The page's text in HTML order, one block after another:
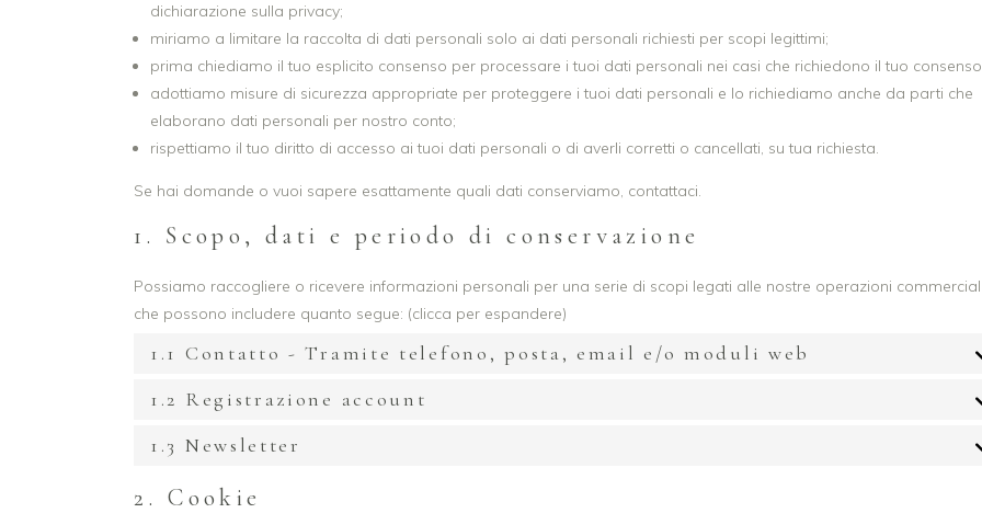
dichiarazione sulla privacy;
miriamo a limitare la raccolta di dati personali solo ai dati personali richiesti per scopi legittimi;
prima chiediamo il tuo esplicito consenso per processare i tuoi dati personali nei casi che richiedono il tuo
adottiamo misure di sicurezza appropriate per proteggere i tuoi dati personali e lo richiediamo anche da parti che
elaborano dati personali per nostro conto;
rispettiamo il tuo diritto di accesso ai tuoi dati personali o di averli corretti o cancellati, su tua richiesta.
Se hai domande o vuoi sapere esattamente quali dati conserviamo, contattaci.
1. Scopo, dati e periodo di conservazione
Possiamo raccogliere o ricevere informazioni personali per una serie di scopi legati alle nostre operazioni
che possono includere quanto segue: (clicca per espandere)
1.1 Contatto - Tramite telefono, posta, email e/o moduli web
1.2 Registrazione account
1.3 Newsletter
2. Cookie